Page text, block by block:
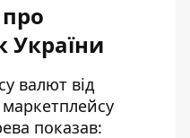
України
валют від
показав: